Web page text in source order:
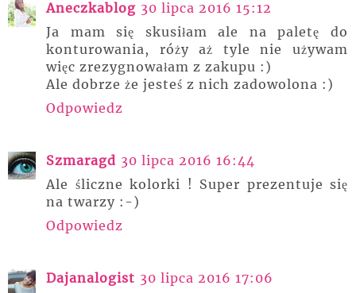
Aneczkablog 30 lipca 2016 15:12
Ja mam się skusiłam ale na paletę do
konturowania, róży aż tyle nie używam
więc zrezygnowałam z zakupu :)
Ale dobrze że jesteś z nich zadowolona :)
Odpowiedz
Szmaragd 30 lipca 2016 16:44
Ale śliczne kolorki ! Super prezentuje się
na twarzy :-)
Odpowiedz
Dajanalogist 30 lipca 2016 17:06